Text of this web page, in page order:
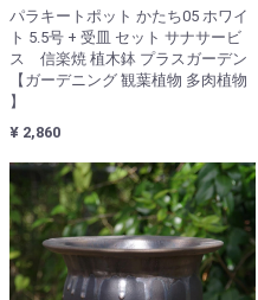
パラキートポット かたち05 ホワイ
ト 5.5号 + 受皿 セット サナサービ
ス 信楽焼 植木鉢 プラスガーデン
【ガーデニング 観葉植物 多肉植物
】
¥ 2,860